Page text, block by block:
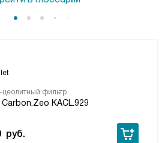
цеолитный фильтр
KACL.929
руб.